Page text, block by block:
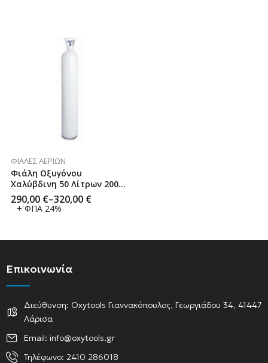
ΦΙΆΛΕΣ ΑΕΡΊΩΝ
Φιάλη Οξυγόνου
Χαλύβδινη 50 Λίτρων 200
Bar CN JD
290,00 €–320,00 €
+ ΦΠΑ 24%
Επικοινωνία
Διεύθυνση: Oxytools Γιαννακόπουλος, Γεωργιάδου 34, 41447
Λάρισα
Email: info@oxytools.gr
Τηλέφωνο: 2410 286018